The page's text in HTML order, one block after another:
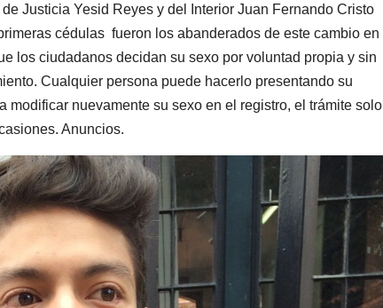
Justicia Yesid Reyes y del Interior Juan Fernando Cristo
cédulas fueron los abanderados de este cambio en
los ciudadanos decidan su sexo por voluntad propia y sin
Cualquier persona puede hacerlo presentando su
nuevamente su sexo en el registro, el trámite solo
Anuncios.